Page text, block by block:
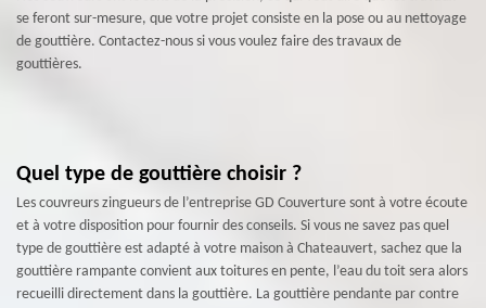
se feront sur-mesure, que votre projet consiste en la pose ou au nettoyage
de gouttière. Contactez-nous si vous voulez faire des travaux de
gouttières.
Quel type de gouttière choisir ?
Les couvreurs zingueurs de l’entreprise GD Couverture sont à votre écoute
et à votre disposition pour fournir des conseils. Si vous ne savez pas quel
type de gouttière est adapté à votre maison à Chateauvert, sachez que la
gouttière rampante convient aux toitures en pente, l’eau du toit sera alors
recueilli directement dans la gouttière. La gouttière pendante par contre